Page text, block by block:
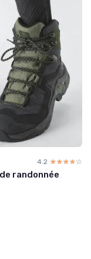
4.2 ☆☆☆☆☆
★★★★★
randonnée